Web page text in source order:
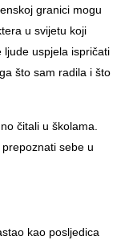
granici mogu
u svijetu koji
uspjela ispričati
što sam radila i što
čitali u školama.
sebe u
kao posljedica